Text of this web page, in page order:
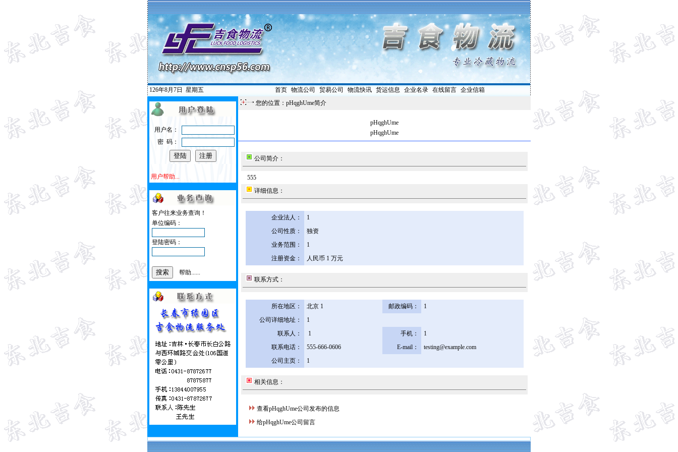
126年8月7日 星期五 首页| 物流公司 贸易公司 物流快讯| 货运信息 企业名录| 在线留言| 企业信箱
用户名：
密 码：
用户帮助...
客户往来业务查询！
单位编码：
登陆密码：
帮助......
您的位置：pHqghUme简介
pHqghUme
pHqghUme
公司简介：
555
详细信息：
企业法人：
1
公司性质：
独资
业务范围：
1
注册资金：
人民币 1 万元
联系方式：
所在地区： 北京 1 邮政编码：
1
公司详细地址：
1
联系人：
1 手机：
1
联系电话：
555-666-0606 E-mail：
testing@example.com
公司主页：
1
相关信息：
查看pHqghUme公司发布的信息
给pHqghUme公司留言